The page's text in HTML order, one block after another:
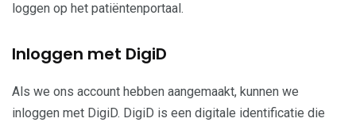
loggen op het patiëntenportaal.
Inloggen met DigiD
Als we ons account hebben aangemaakt, kunnen we
inloggen met DigiD. DigiD is een digitale identificatie die